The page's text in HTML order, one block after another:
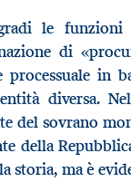
le
di
processuale in
diversa.
del sovrano
della
storia, ma è